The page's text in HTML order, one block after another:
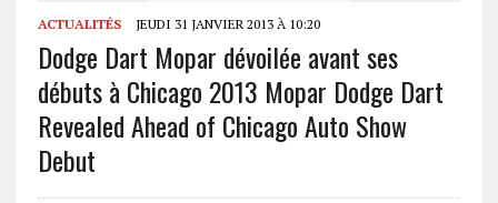
ACTUALITÉS JEUDI 31 JANVIER 2013 À 10:20
Dodge Dart Mopar dévoilée avant ses
débuts à Chicago 2013 Mopar Dodge Dart
Revealed Ahead of Chicago Auto Show
Debut